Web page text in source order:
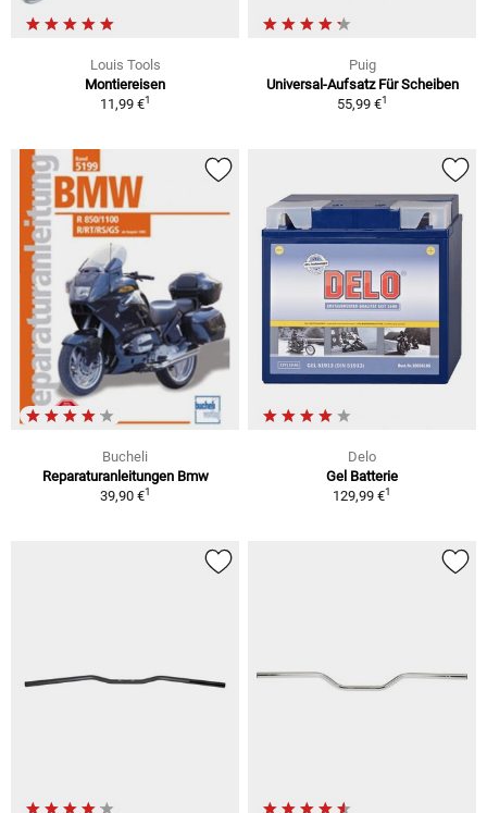
Louis Tools
Montiereisen
11,99 €1
Puig
Universal-Aufsatz Für Scheiben
55,99 €1
Bucheli
Reparaturanleitungen Bmw
39,90 €1
Delo
Gel Batterie
129,99 €1